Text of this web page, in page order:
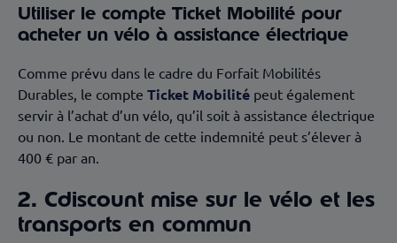
Utiliser le compte Ticket Mobilité pour
acheter un vélo à assistance électrique
Comme prévu dans le cadre du Forfait Mobilités
Durables, le compte Ticket Mobilité peut également
servir à l’achat d’un vélo, qu’il soit à assistance électrique
ou non. Le montant de cette indemnité peut s’élever à
400 € par an.
2. Cdiscount mise sur le vélo et les
transports en commun